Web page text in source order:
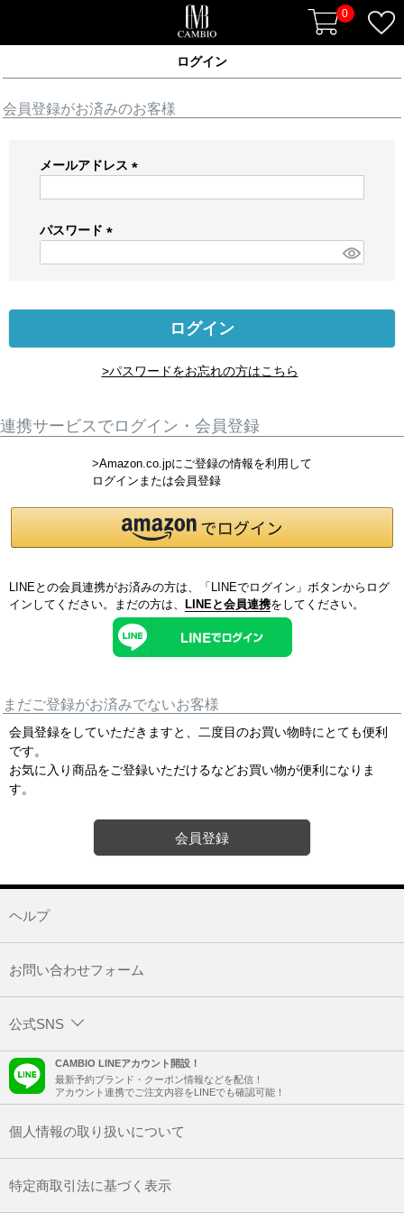
0
ログイン
会員登録がお済みのお客様
メールアドレス
)
パスワード
)
ログイン
>パスワードをお忘れの方はこちら
連携サービスでログイン・会員登録
>Amazon.co.jpにご登録の情報を利用して
ログインまたは会員登録
LINEとの会員連携がお済みの方は、「LINEでログイン」ボタンからログ
インしてください。まだの方は、
LINEと会員連携をしてください。
まだご登録がお済みでないお客様
会員登録をしていただきますと、二度目のお買い物時にとても便利
です。
お気に入り商品をご登録いただけるなどお買い物が便利になりま
す。
会員登録
ヘルプ
お問い合わせフォーム
公式SNS
CAMBIO LINEアカウント開設！
最新予約ブランド・クーポン情報などを配信！
アカウント連携でご注文内容をLINEでも確認可能！
個人情報の取り扱いについて
特定商取引法に基づく表示